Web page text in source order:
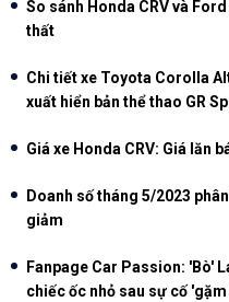
So sánh Honda CRV và
thất
Chi tiết xe Toyota Corolla
xuất hiển bản thể thao GR
Giá xe Honda CRV: Giá lăn
Doanh số tháng 5/2023
giảm
Fanpage Car Passion: 'Bò'
chiếc ốc nhỏ sau sự cố